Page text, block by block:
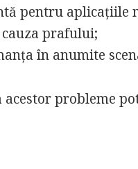
pentru aplicațiile
prafului;
în anumite
acestor probleme